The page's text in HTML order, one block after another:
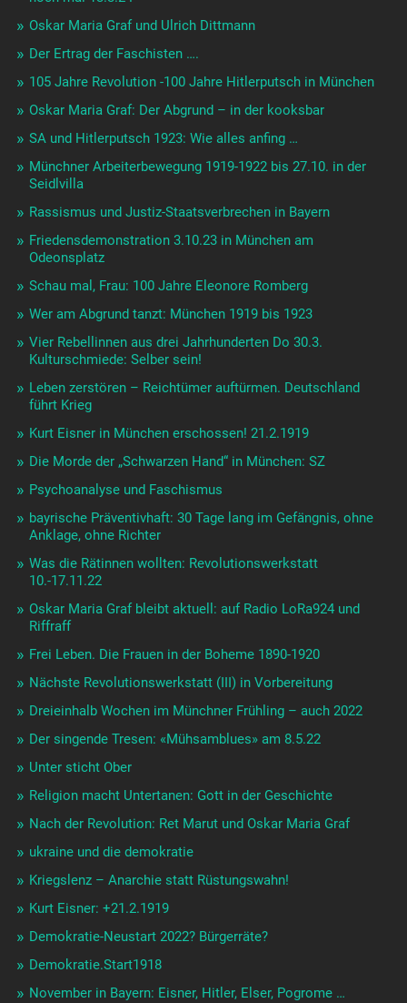
Oskar Maria Graf und Ulrich Dittmann
Der Ertrag der Faschisten ….
105 Jahre Revolution -100 Jahre Hitlerputsch in München
Oskar Maria Graf: Der Abgrund – in der kooksbar
SA und Hitlerputsch 1923: Wie alles anfing …
Münchner Arbeiterbewegung 1919-1922 bis 27.10. in der
Seidlvilla
Rassismus und Justiz-Staatsverbrechen in Bayern
Friedensdemonstration 3.10.23 in München am
Odeonsplatz
Schau mal, Frau: 100 Jahre Eleonore Romberg
Wer am Abgrund tanzt: München 1919 bis 1923
Vier Rebellinnen aus drei Jahrhunderten Do 30.3.
Kulturschmiede: Selber sein!
Leben zerstören – Reichtümer auftürmen. Deutschland
führt Krieg
Kurt Eisner in München erschossen! 21.2.1919
Die Morde der „Schwarzen Hand“ in München: SZ
Psychoanalyse und Faschismus
bayrische Präventivhaft: 30 Tage lang im Gefängnis, ohne
Anklage, ohne Richter
Was die Rätinnen wollten: Revolutionswerkstatt
10.-17.11.22
Oskar Maria Graf bleibt aktuell: auf Radio LoRa924 und
Riffraff
Frei Leben. Die Frauen in der Boheme 1890-1920
Nächste Revolutionswerkstatt (III) in Vorbereitung
Dreieinhalb Wochen im Münchner Frühling – auch 2022
Der singende Tresen: «Mühsamblues» am 8.5.22
Unter sticht Ober
Religion macht Untertanen: Gott in der Geschichte
Nach der Revolution: Ret Marut und Oskar Maria Graf
ukraine und die demokratie
Kriegslenz – Anarchie statt Rüstungswahn!
Kurt Eisner: +21.2.1919
Demokratie-Neustart 2022? Bürgerräte?
Demokratie.Start1918
November in Bayern: Eisner, Hitler, Elser, Pogrome …